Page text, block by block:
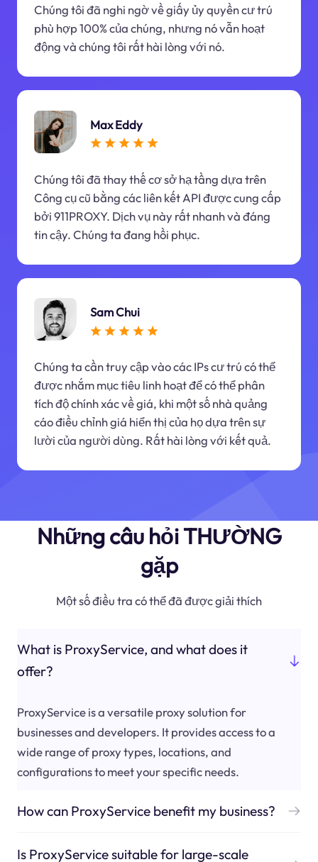
Chúng tôi đã nghi ngờ về giấy ủy quyền cư trú
phù hợp 100% của chúng, nhưng nó vẫn hoạt
động và chúng tôi rất hài lòng với nó.
Max Eddy
Chúng tôi đã thay thế cơ sở hạ tầng dựa trên
Công cụ cũ bằng các liên kết API được cung cấp
bởi 911PROXY. Dịch vụ này rất nhanh và đáng
tin cậy. Chúng ta đang hồi phục.
Sam Chui
Chúng ta cần truy cập vào các IPs cư trú có thể
được nhắm mục tiêu linh hoạt để có thể phân
tích độ chính xác về giá, khi một số nhà quảng
cáo điều chỉnh giá hiển thị của họ dựa trên sự
lười của người dùng. Rất hài lòng với kết quả.
Những câu hỏi THƯỜNG
gặp
Một số điều tra có thể đã được giải thích
What is ProxyService, and what does it
offer?
ProxyService is a versatile proxy solution for
businesses and developers. It provides access to a
wide range of proxy types, locations, and
configurations to meet your specific needs.
How can ProxyService benefit my business?
Is ProxyService suitable for large-scale